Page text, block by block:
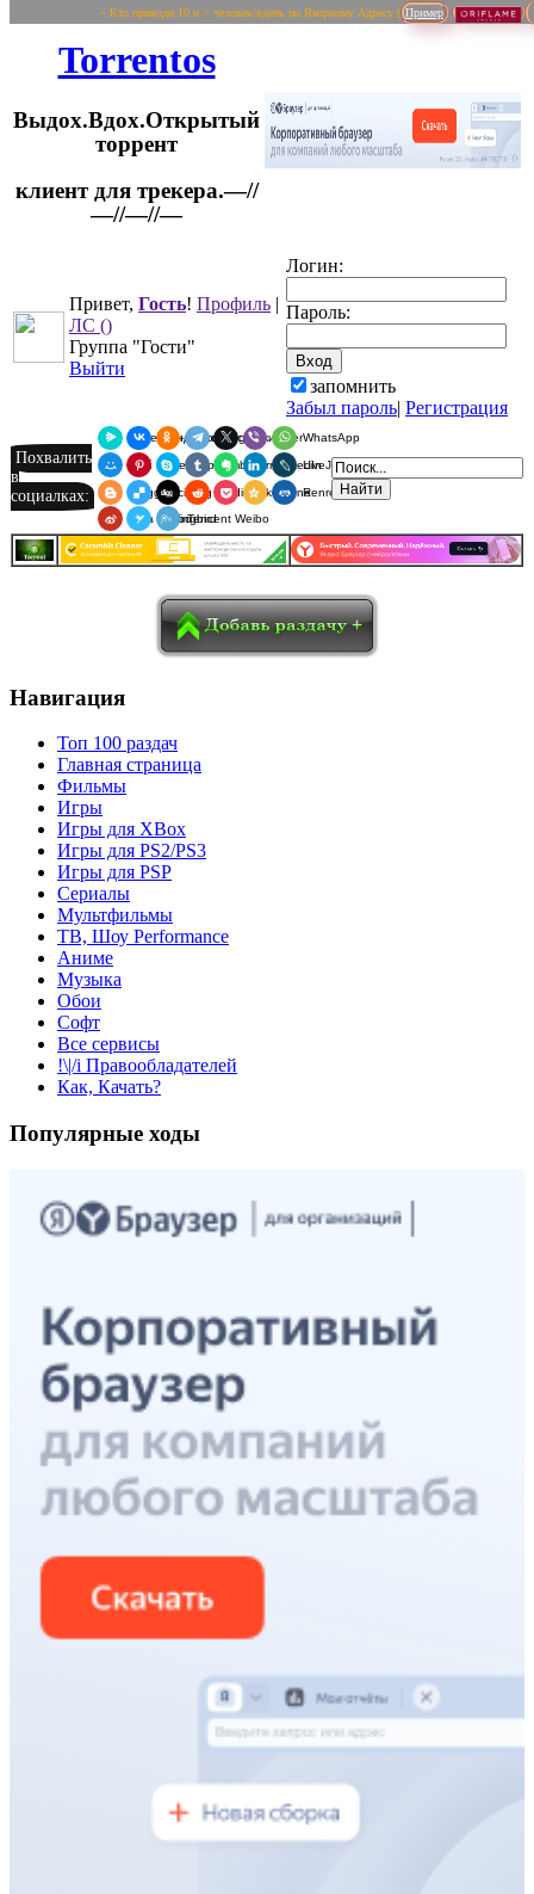
~ Кто приводи 10 и > человек/вдень по Якорному Адресу ( Пример
Torrentos
Выдох.Вдох.Открытый
торрент
Привет, Гость! Профиль |
ЛС ()
Группа "Гости"
Выйти
Логин:
Пароль:
запомнить
Забыл пароль| Регистрация
Похвалить
в
социалках:
Я.Мессенджер
ВКонтакте
Одноклассники
Telegram
X ViberWhatsApp
Мой МирPinterest
SkypeTumblrEvernoteLinkedInLiveJournal
BloggerDelicious
Digg redditPocketQzoneRenren
Sina Weibo
SurfingbirdTencent Weibo
Навигация
Топ 100 раздач
Главная страница
Фильмы
Игры
Игры для XBox
Игры для PS2/PS3
Игры для PSP
Сериалы
Мультфильмы
ТВ, Шоу Performance
Аниме
Музыка
Обои
Софт
Все сервисы
!\|/i Правообладателей
Как, Качать?
Популярные ходы